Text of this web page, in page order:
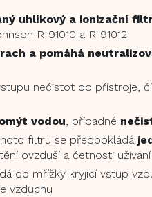
uhlíkový a ionizační
R-91010 a R-91012
a pomáhá
nečistot do přístroje,
vodou, případné
filtru se předpokládá
ovzduší a četnosti
do mřížky kryjící vstup
vzduchu